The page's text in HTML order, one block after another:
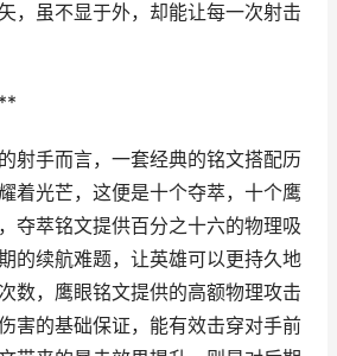
，虽不显于外，却能让每一次射击
射手而言，一套经典的铭文搭配历
着光芒，这便是十个夺萃，十个鹰
夺萃铭文提供百分之十六的物理吸
的续航难题，让英雄可以更持久地
数，鹰眼铭文提供的高额物理攻击
害的基础保证，能有效击穿对手前